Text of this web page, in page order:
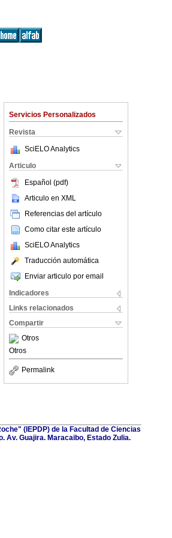
Servicios Personalizados
Revista
SciELO Analytics
Articulo
Español (pdf)
Articulo en XML
Referencias del artículo
Como citar este artículo
SciELO Analytics
Traducción automática
Enviar articulo por email
Indicadores
Links relacionados
Compartir
Otros
Otros
Permalink
(IEPDP) de la Facultad de Ciencias
Av. Guajira. Maracaibo, Estado Zulia.